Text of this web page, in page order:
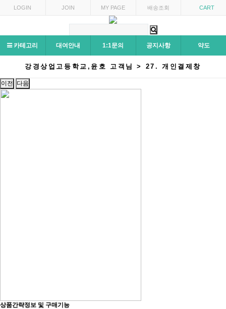
LOGIN JOIN MY PAGE 배송조회 CART
카테고리 대여안내 1:1문의 공지사항 약도
강경상업고등학교,윤호 고객님 > 27. 개인결제창
이전 다음
상품간략정보 및 구매기능